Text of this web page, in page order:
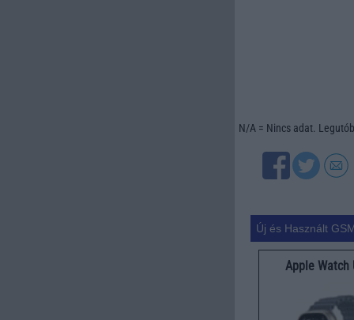
N/A = Nincs adat.
Új és Használt
Apple Watch